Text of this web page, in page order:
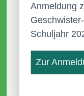
Anmeldung
Schuljahr
Zur